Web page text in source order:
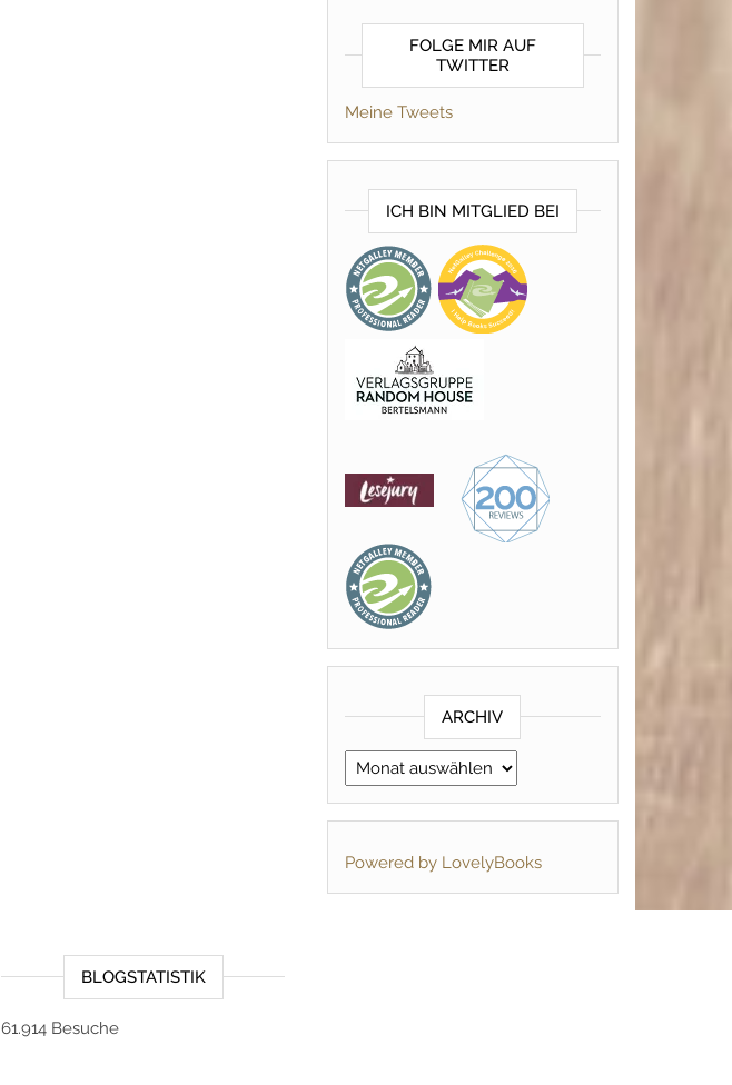
FOLGE MIR AUF
TWITTER
Meine Tweets
ICH BIN MITGLIED BEI
ARCHIV
Archiv
Powered by LovelyBooks
BLOGSTATISTIK
61.914 Besuche